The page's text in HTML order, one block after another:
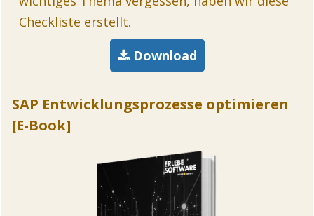
Checkliste erstellt.
Download
SAP Entwicklungsprozesse optimieren
[E-Book]